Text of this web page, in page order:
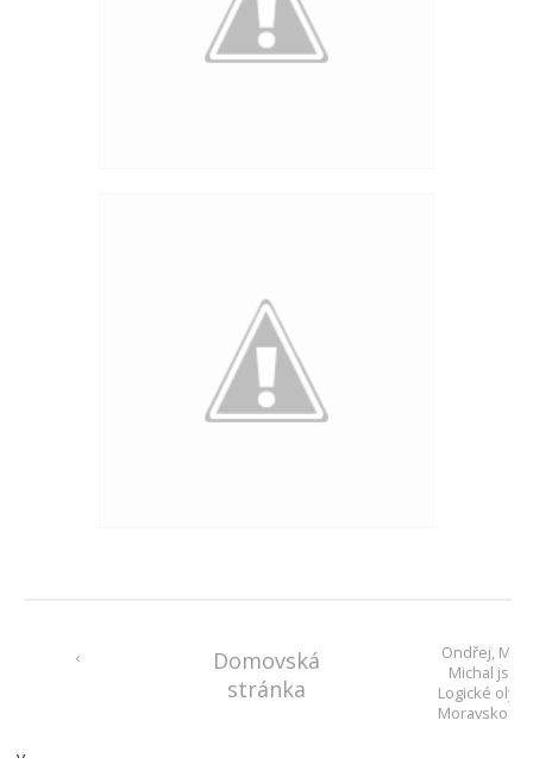
‹
Ondřej,
Michal jsou
Logické
Domovská
stránka